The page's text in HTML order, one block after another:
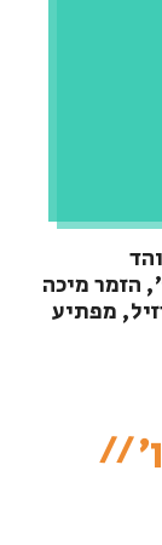
הזמר מיכה
מפתיע
//